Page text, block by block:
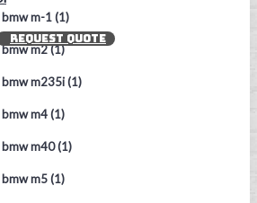
bmw m-1 (1)
m2 (1)
bmw m235i (1)
m4 (1)
bmw m40 (1)
m5 (1)
REQUEST QUOTE